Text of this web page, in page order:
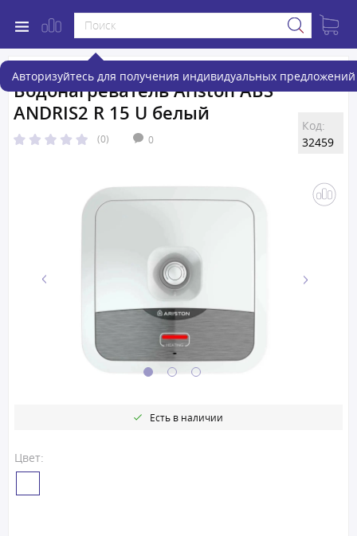
Авторизуйтесь для получения индивидуальных предложений
Водонагреватель Ariston ABS
ANDRIS2 R 15 U белый
(0) 0
Код:
32459
Цвет:
Есть в наличии